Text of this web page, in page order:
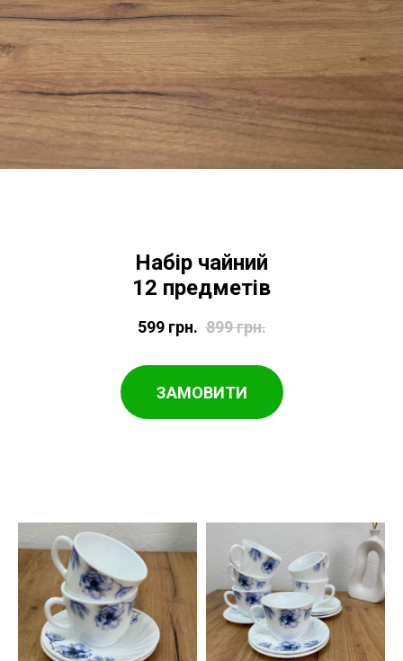
Набір чайний
12 предметів
599 грн. 899грн.
ЗАМОВИТИ